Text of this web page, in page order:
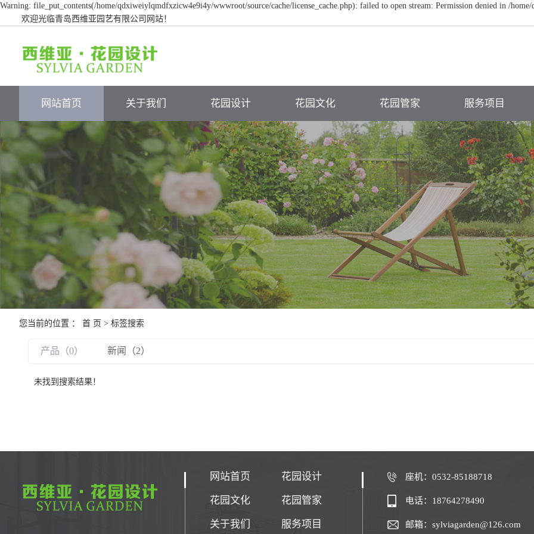
Warning: file_put_contents(/home/qdxiweiylqmdfxzicw4e9i4y/wwwroot/source/cache/license_cache.php): failed to open stream: Permission denied in /
欢迎光临青岛西维亚园艺有限公司网站！
网站首页 关于我们
关于我们
人才招聘
服务流程
花园设计
花园实景
设计方案
施工过程
花园文化
主题花园
功能规划
花园软装
花园管家
植物养护
硬质维护
病虫防治
服务项目
屋顶花园
别墅庭院景观
商业绿地景观
民俗生态酒店
植物配置养护
您当前的位置 ： 首 页 > 标签搜索
产品（0） 新闻（2）
未找到搜索结果！
网站首页 花园设计
花园文化 花园管家
关于我们 服务项目
座机：0532-85188718
电话：18764278490
邮箱：sylviagarden@126.com